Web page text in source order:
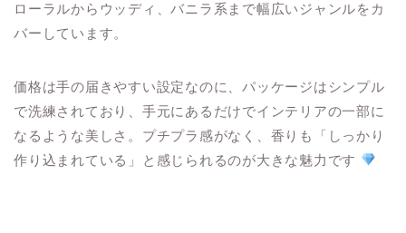
ローラルからウッディ、バニラ系まで幅広いジャンルをカ
バーしています。
価格は手の届きやすい設定なのに、パッケージはシンプル
で洗練されており、手元にあるだけでインテリアの一部に
なるような美しさ。プチプラ感がなく、香りも「しっかり
作り込まれている」と感じられるのが大きな魅力です